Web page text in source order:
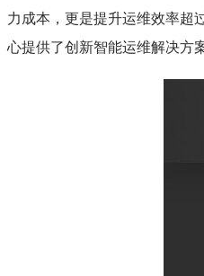
力成本，更是提升运维效率超
心提供了创新智能运维解决方